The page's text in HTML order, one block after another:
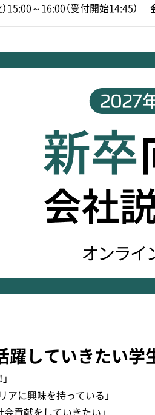
15:00～16:00（受付開始14:45）
躍していきたい学
アに興味を持っている」
貢献をしていきたい」